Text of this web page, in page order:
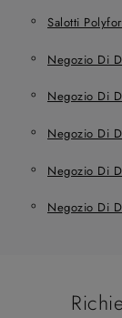
Salotti
Negozio Di
Negozio Di
Negozio Di
Negozio Di
Negozio Di